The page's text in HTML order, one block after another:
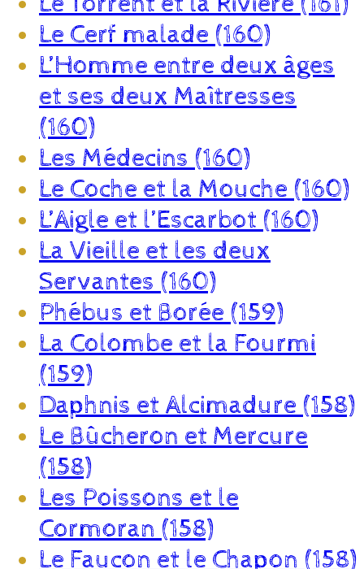
Le Cerf malade (160)
L’Homme entre deux âges
et ses deux Maîtresses
(160)
Les Médecins (160)
Le Coche et la Mouche (160)
L’Aigle et l’Escarbot (160)
La Vieille et les deux
Servantes (160)
Phébus et Borée (159)
La Colombe et la Fourmi
(159)
Daphnis et Alcimadure (158)
Le Bûcheron et Mercure
(158)
Les Poissons et le
Cormoran (158)
Le Faucon et le Chapon (158)